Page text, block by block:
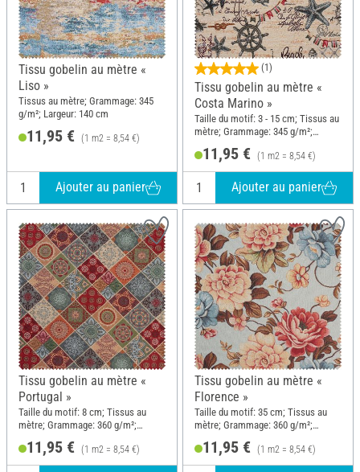
Tissu gobelin au mètre «
Liso »
Tissus au mètre; Grammage: 345
g/m²; Largeur: 140 cm
11,95 € (1 m2 = 8,54 €)
Ajouter au panier
(1)
Tissu gobelin au mètre «
Costa Marino »
Taille du motif: 3 - 15 cm; Tissus au
mètre; Grammage: 345 g/m²;
11,95 € (1 m2 = 8,54 €)
Ajouter au panier
Tissu gobelin au mètre «
Portugal »
Taille du motif: 8 cm; Tissus au
mètre; Grammage: 360 g/m²;
11,95 € (1 m2 = 8,54 €)
Tissu gobelin au mètre «
Florence »
Taille du motif: 35 cm; Tissus au
mètre; Grammage: 360 g/m²;
11,95 € (1 m2 = 8,54 €)